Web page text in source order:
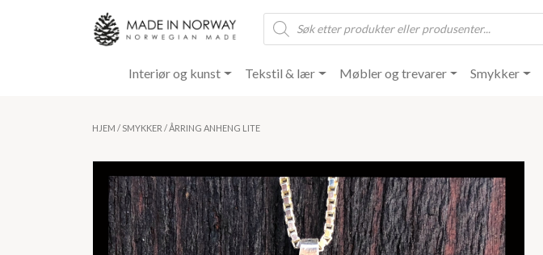
Products
search
Interiør og kunst Tekstil & lær Møbler og trevarer Smykker
HJEM / SMYKKER / ÅRRING ANHENG LITE